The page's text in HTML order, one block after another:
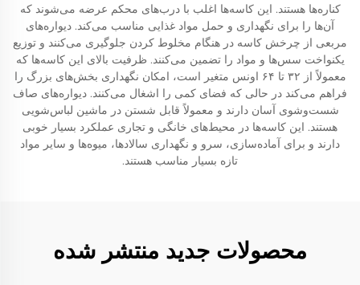
کناره‌ها هستند. این کاسه‌ها اغلب با درب‌های محکم عرضه می‌شوند که
آن‌ها را برای نگهداری و حمل مواد غذایی مناسب می‌کند. دیواره‌های
مربعی از چرخش کاسه در هنگام مخلوط کردن جلوگیری می‌کنند و توزیع
یکنواخت سس‌ها و مواد را تضمین می‌کنند. ظرفیت بالای این کاسه‌ها که
معمولاً از ۳۲ تا ۶۴ اونس متغیر است، امکان نگهداری بخش‌های بزرگ را
فراهم می‌کند در حالی که فضای کمی را اشغال می‌کنند. دیواره‌های صاف
شست‌و‌شوی آسان دارند و معمولاً قابل شستن در ماشین لباس‌شویی
هستند. این کاسه‌ها در محیط‌های خانگی و تجاری عملکرد بسیار خوبی
دارند و برای آماده‌سازی، سرو و نگهداری سالادها، میوه‌ها و سایر مواد
تازه بسیار مناسب هستند.
محصولات جدید منتشر شده